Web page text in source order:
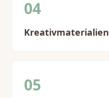
04
Kreativmaterialien
05